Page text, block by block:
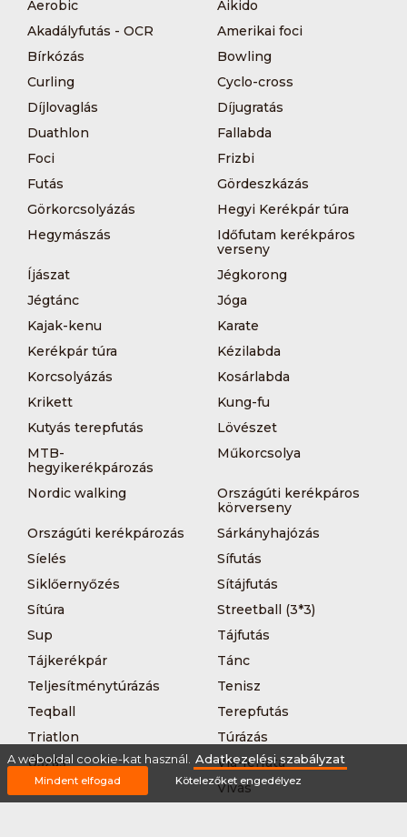
Aerobic
Aikido
Akadályfutás - OCR
Amerikai foci
Bírkózás
Bowling
Curling
Cyclo-cross
Díjlovaglás
Díjugratás
Duathlon
Fallabda
Foci
Frizbi
Futás
Gördeszkázás
Görkorcsolyázás
Hegyi Kerékpár túra
Hegymászás
Időfutam kerékpáros
verseny
Íjászat
Jégkorong
Jégtánc
Jóga
Kajak-kenu
Karate
Kerékpár túra
Kézilabda
Korcsolyázás
Kosárlabda
Krikett
Kung-fu
Kutyás terepfutás
Lövészet
MTB-
hegyikerékpározás
Műkorcsolya
Nordic walking
Országúti kerékpáros
körverseny
Országúti kerékpározás
Sárkányhajózás
Síelés
Sífutás
Siklőernyőzés
Sítájfutás
Sítúra
Streetball (3*3)
Sup
Tájfutás
Tájkerékpár
Tánc
Teljesítménytúrázás
Tenisz
Teqball
Terepfutás
Triatlon
Túrázás
Úszás
Via-ferrata
Vitorlázás
Vívás
A weboldal cookie-kat használ. Adatkezelési szabályzat
Mindent elfogad Kötelezőket engedélyez